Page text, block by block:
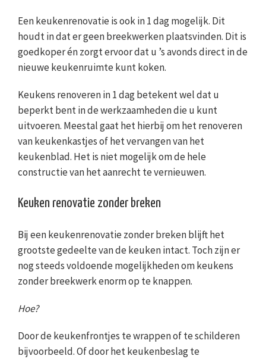
Een keukenrenovatie is ook in 1 dag mogelijk. Dit
houdt in dat er geen breekwerken plaatsvinden. Dit is
goedkoper én zorgt ervoor dat u ’s avonds direct in de
nieuwe keukenruimte kunt koken.
Keukens renoveren in 1 dag betekent wel dat u
beperkt bent in de werkzaamheden die u kunt
uitvoeren. Meestal gaat het hierbij om het renoveren
van keukenkastjes of het vervangen van het
keukenblad. Het is niet mogelijk om de hele
constructie van het aanrecht te vernieuwen.
Keuken renovatie zonder breken
Bij een keukenrenovatie zonder breken blijft het
grootste gedeelte van de keuken intact. Toch zijn er
nog steeds voldoende mogelijkheden om keukens
zonder breekwerk enorm op te knappen.
Hoe?
Door de keukenfrontjes te wrappen of te schilderen
bijvoorbeeld. Of door het keukenbeslag te